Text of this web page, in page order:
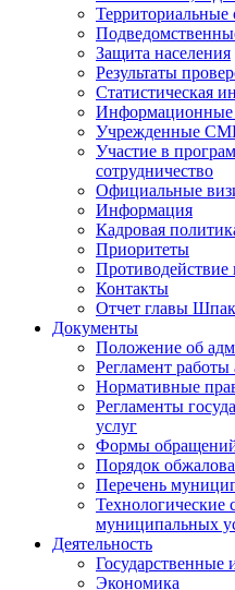
Территориальные
Защита населения
Результаты
Статистическая
Информационные
Учрежденные
Участие в
сотрудничество
Официальные
Информация
Кадровая
Приоритеты
Противодействие
Контакты
Отчет главы
Документы
Положение об
Регламент
Нормативные
Регламенты
услуг
Формы
Порядок
Перечень
Технологические
муниципальных
Деятельность
Государственные
Экономика